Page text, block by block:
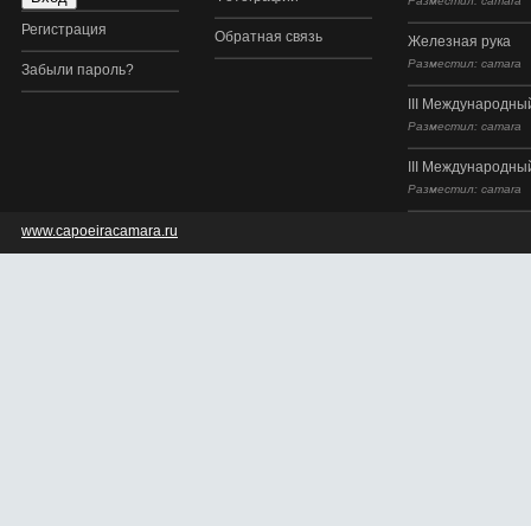
Регистрация
Забыли пароль?
Обратная связь Железная рука
Разместил: camara
III
Разместил: camara
III
Разместил: camara
www.capoeiracamara.ru